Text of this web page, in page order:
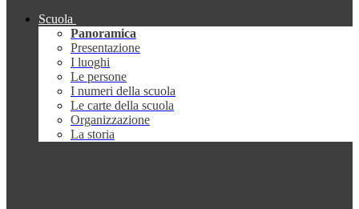
Scuola
Panoramica
Presentazione
I luoghi
Le persone
I numeri della scuola
Le carte della scuola
Organizzazione
La storia